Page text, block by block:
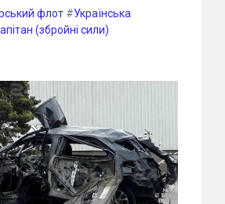
флот #Українська
(збройні сили)